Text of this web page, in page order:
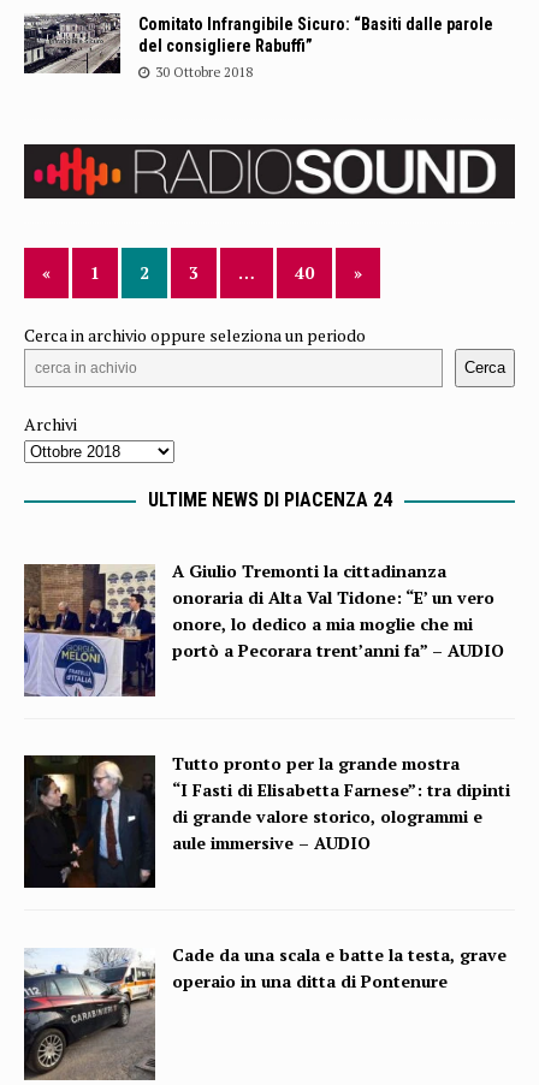
Comitato Infrangibile Sicuro: “Basiti dalle parole
del consigliere Rabuffi”
30 Ottobre 2018
« 1 2 3 … 40 »
Cerca in archivio oppure seleziona un periodo
Cerca
Archivi
ULTIME NEWS DI PIACENZA 24
A Giulio Tremonti la cittadinanza
onoraria di Alta Val Tidone: “E’ un vero
onore, lo dedico a mia moglie che mi
portò a Pecorara trent’anni fa” – AUDIO
Tutto pronto per la grande mostra
“I Fasti di Elisabetta Farnese”: tra dipinti
di grande valore storico, ologrammi e
aule immersive – AUDIO
Cade da una scala e batte la testa, grave
operaio in una ditta di Pontenure